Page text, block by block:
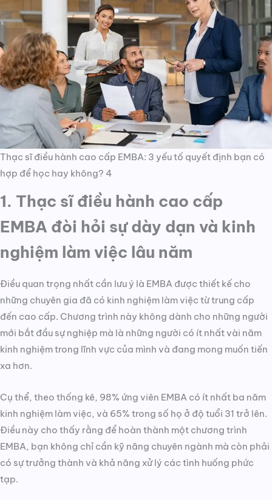
Thạc sĩ điều hành cao cấp EMBA: 3 yếu tố quyết định bạn có
hợp để học hay không? 4
1. Thạc sĩ điều hành cao cấp
EMBA đòi hỏi sự dày dạn và kinh
nghiệm làm việc lâu năm
Điều quan trọng nhất cần lưu ý là EMBA được thiết kế cho
những chuyên gia đã có kinh nghiệm làm việc từ trung cấp
đến cao cấp. Chương trình này không dành cho những người
mới bắt đầu sự nghiệp mà là những người có ít nhất vài năm
kinh nghiệm trong lĩnh vực của mình và đang mong muốn tiến
xa hơn.
Cụ thể, theo thống kê, 98% ứng viên EMBA có ít nhất ba năm
kinh nghiệm làm việc, và 65% trong số họ ở độ tuổi 31 trở lên.
Điều này cho thấy rằng để hoàn thành một chương trình
EMBA, bạn không chỉ cần kỹ năng chuyên ngành mà còn phải
có sự trưởng thành và khả năng xử lý các tình huống phức
tạp.